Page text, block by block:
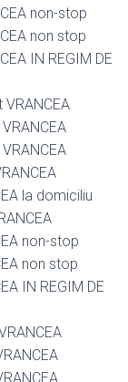
non-stop
non stop
IN REGIM DE
la domiciliu
non-stop
non stop
IN REGIM DE